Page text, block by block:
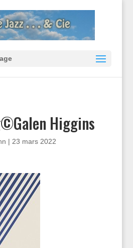
Higgins
| 23 mars 2022